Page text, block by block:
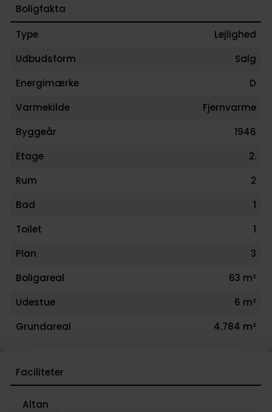
Boligfakta
Type
Lejlighed
Udbudsform
Salg
Energimærke
D
Varmekilde
Fjernvarme
Byggeår
1946
Etage
2.
Rum
2
Bad
1
Toilet
1
Plan
3
Boligareal
63 m²
Udestue
6 m²
Grundareal
4.784 m²
Faciliteter
Altan